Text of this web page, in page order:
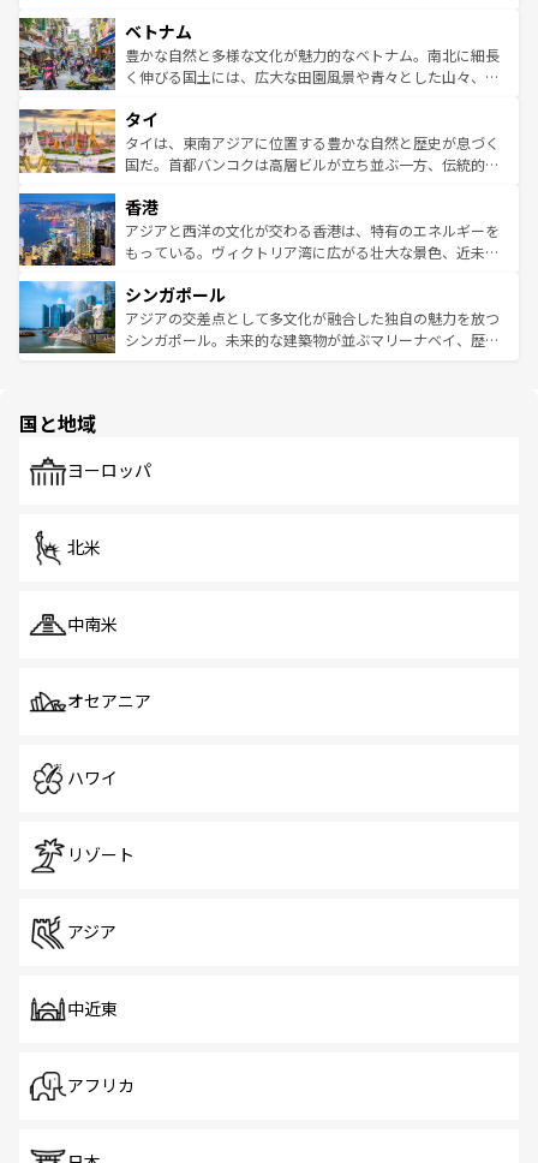
参照してほしい。
容にもいいと評判のスイーツなど、バラエティ豊かな料理
が味わえる。 なお、新着の台湾情報は コンテンツ一覧を参
照してほしい。
き、地方に足を延ばせば四季折々の自然美を楽しむことが
できる。そして、キムチや焼肉、絶品のストリートフード
まで、さまざまな韓国料理が待っている。夜には、韓国な
リティに包まれながら、韓国の多彩な魅力を心ゆくまで味
わってみてほしい。 なお、新着の韓国情報はコンテンツ一
覧を参照してほしい。
ベトナム
豊かな自然と多様な文化が魅力的なベトナム。南北に細長
く伸びる国土には、広大な田園風景や青々とした山々、世
急速な発展と共に伝統が息づく。ハノイの古い町並みやホ
ーチミン市のフランス統治時代の建物も、独特の雰囲気を
醸し出している。また、バラエティの豊かさとおいしさで
とつ。フォーやバインミー、ベトナムコーヒーなどは、ぜ
ひ現地で味わいたい。どの地域を訪れてもあたたかい人々
が旅行者を迎えてくれるので、きっと忘れられない旅にな
参照してほしい。
タイ
タイは、東南アジアに位置する豊かな自然と歴史が息づく
国だ。首都バンコクは高層ビルが立ち並ぶ一方、伝統的な
の活気が交差している。北部ではチェンマイなどの山岳地
帯で自然と触れ合い、南部ではプーケットやクラビの美し
いビーチでリゾート気分を楽しむことができる。タイ料理
激する。気候は一年中温暖で、どの季節にも異なる楽しみ
が待っている。親しみやすいタイの人々、仏教を中心とし
た文化、そして多様な観光資源が、訪れる旅人を魅了し続
香港
アジアと西洋の文化が交わる香港は、特有のエネルギーを
もっている。ヴィクトリア湾に広がる壮大な景色、近未来
み、どこを訪れても感動するはず。観光スポットが密集し
ており、効率よく見どころを回れるのも魅力。息をのむよ
うな絶景から文化的な体験まで、香港を存分に楽しみ尽く
シンガポール
アジアの交差点として多文化が融合した独自の魅力を放つ
シンガポール。未来的な建築物が並ぶマリーナベイ、歴史
で、ホーカーズは地元の風情を楽しめる外せないスポット
国と地域
ヨーロッパ
北米
中南米
オセアニア
ハワイ
リゾート
アジア
中近東
アフリカ